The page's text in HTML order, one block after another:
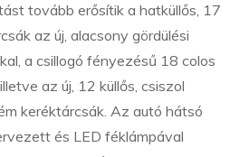
tovább erősítik a hatküllős, 17
az új, alacsony gördülési
a csillogó fényezésű 18 colos
az új, 12 küllős, csiszol
keréktárcsák. Az autó hátsó
és LED féklámpával